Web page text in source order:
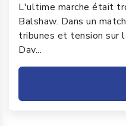
L'ultime marche était
Balshaw. Dans un
tribunes et tension sur
Dav...